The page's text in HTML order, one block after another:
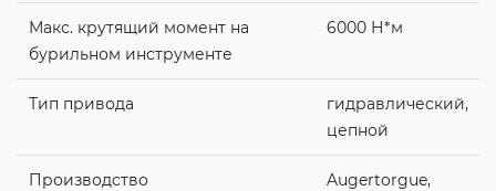
Макс. крутящий момент на
бурильном инструменте
6000 Н*м
Тип привода
гидравлический,
цепной
Производство
Augertorgue,